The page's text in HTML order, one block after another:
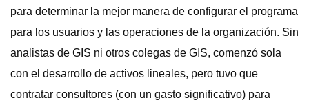
para determinar la mejor manera de configurar el programa
para los usuarios y las operaciones de la organización. Sin
analistas de GIS ni otros colegas de GIS, comenzó sola
con el desarrollo de activos lineales, pero tuvo que
contratar consultores (con un gasto significativo) para